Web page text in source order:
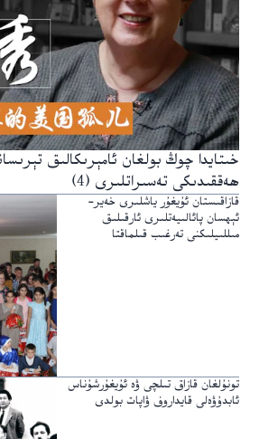
خىتايدا چوڭ بولغان ئامېرىكالىق
ھەققىدىكى تەسىراتلىرى (4)
قازاقىستان ئۇيغۇر ياشلىرى خەير-
ئېھسان پائالىيەتلىرى ئارقىلىق
مىللىيلىكنى تەرغىب قىلماقتا
تونۇلغان قازاق تىلچى ۋە ئۇيغۇرشۇناس
ئابدۇۋەلى قايداروف ۋاپات بولدى